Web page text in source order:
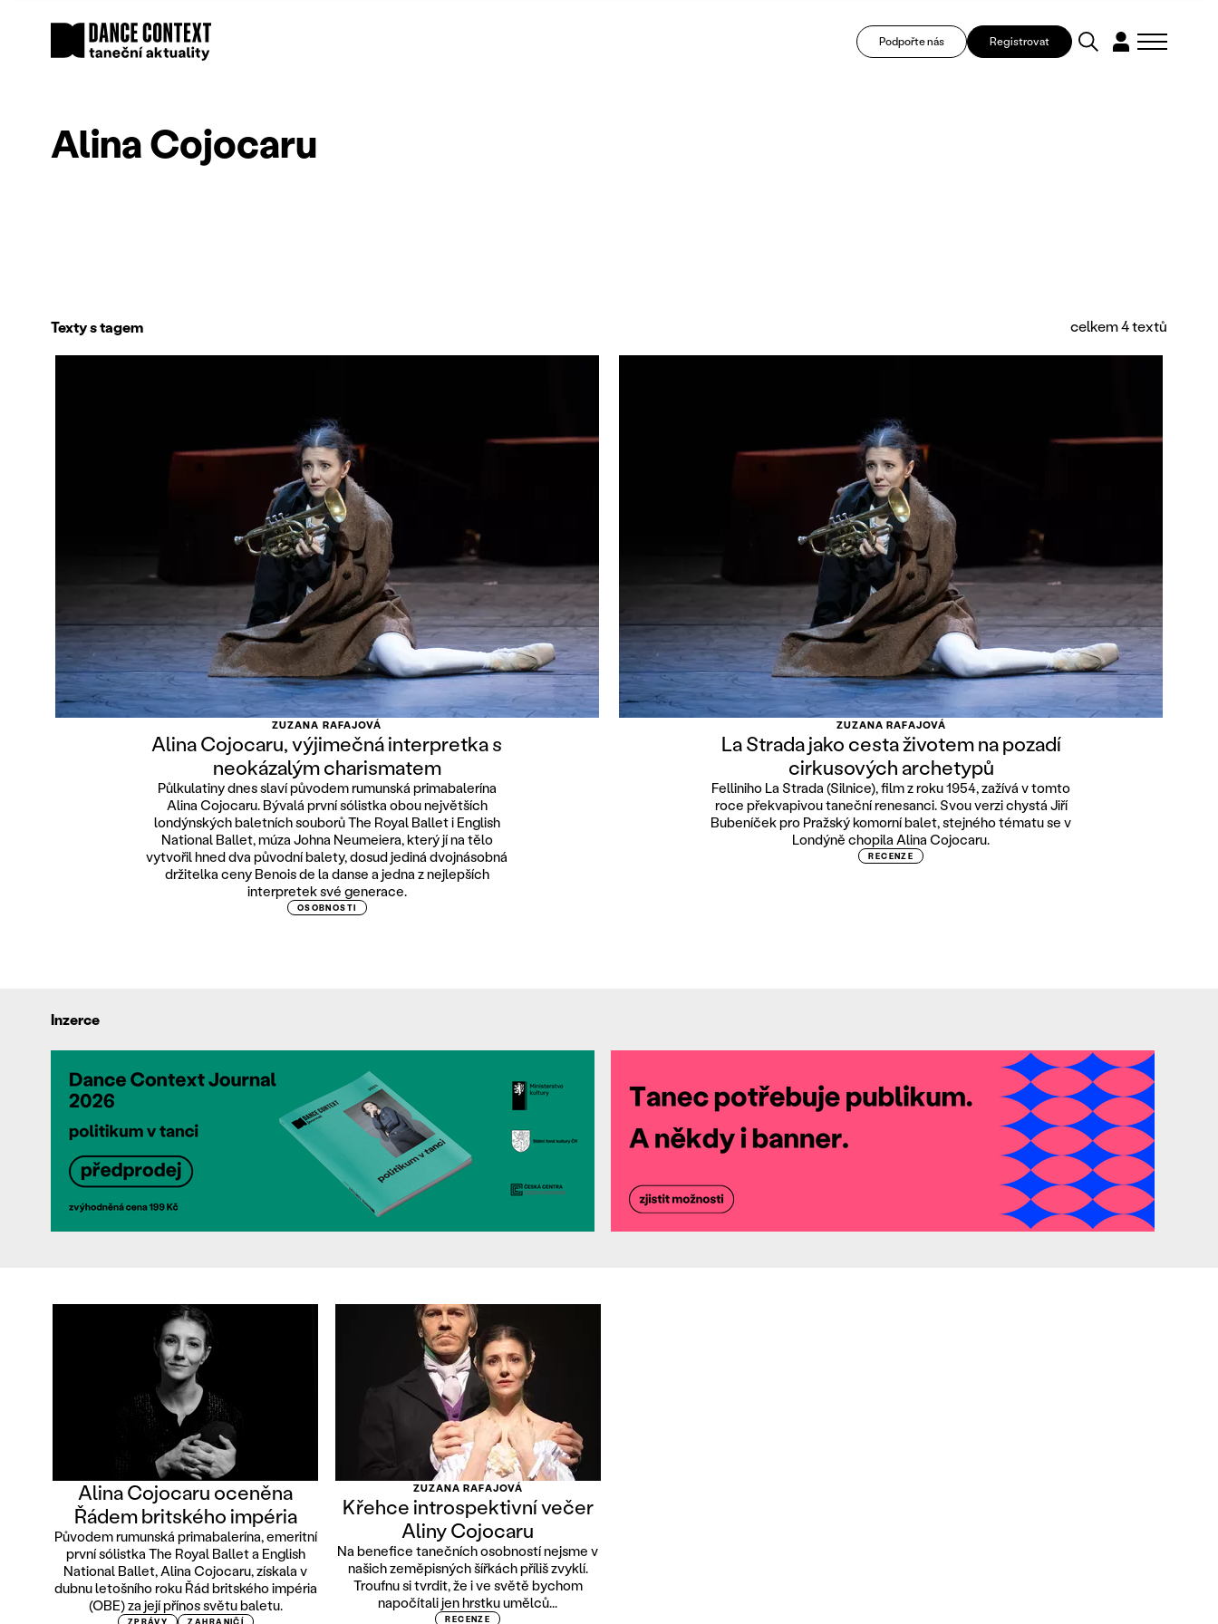
Podpořte nás Registrovat
Alina Cojocaru
Texty s tagem celkem 4 textů
ZUZANA RAFAJOVÁ
Alina Cojocaru, výjimečná interpretka s
neokázalým charismatem
Půlkulatiny dnes slaví původem rumunská primabalerína
Alina Cojocaru. Bývalá první sólistka obou největších
londýnských baletních souborů The Royal Ballet i English
National Ballet, múza Johna Neumeiera, který jí na tělo
vytvořil hned dva původní balety, dosud jediná dvojnásobná
držitelka ceny Benois de la danse a jedna z nejlepších
interpretek své generace.
OSOBNOSTI
ZUZANA RAFAJOVÁ
La Strada jako cesta životem na pozadí
cirkusových archetypů
Felliniho La Strada (Silnice), film z roku 1954, zažívá v tomto
roce překvapivou taneční renesanci. Svou verzi chystá Jiří
Bubeníček pro Pražský komorní balet, stejného tématu se v
Londýně chopila Alina Cojocaru.
RECENZE
Inzerce
Alina Cojocaru oceněna
Řádem britského impéria
Původem rumunská primabalerína, emeritní
první sólistka The Royal Ballet a English
National Ballet, Alina Cojocaru, získala v
dubnu letošního roku Řád britského impéria
(OBE) za její přínos světu baletu.
ZPRÁVY ZAHRANIČÍ
ZUZANA RAFAJOVÁ
Křehce introspektivní večer
Aliny Cojocaru
Na benefice tanečních osobností nejsme v
našich zeměpisných šířkách příliš zvyklí.
Troufnu si tvrdit, že i ve světě bychom
napočítali jen hrstku umělců...
RECENZE